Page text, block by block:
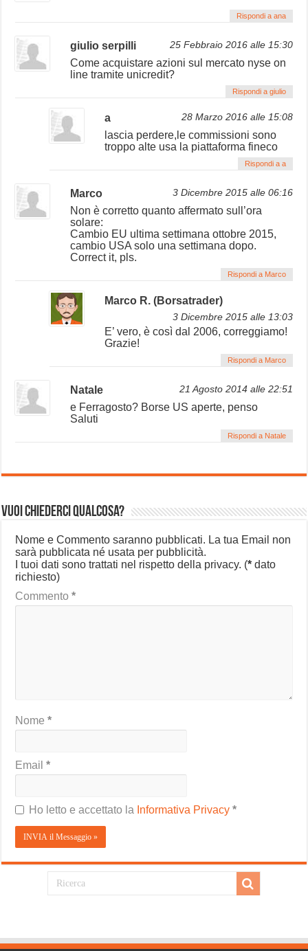
Rispondi a ana
giulio serpilli 25 Febbraio 2016 alle 15:30
Come acquistare azioni sul mercato nyse on
line tramite unicredit?
Rispondi a giulio
a 28 Marzo 2016 alle 15:08
lascia perdere,le commissioni sono
troppo alte usa la piattaforma fineco
Rispondi a a
Marco 3 Dicembre 2015 alle 06:16
Non è corretto quanto affermato sull’ora
solare:
Cambio EU ultima settimana ottobre 2015,
cambio USA solo una settimana dopo.
Correct it, pls.
Rispondi a Marco
Marco R. (Borsatrader)
3 Dicembre 2015 alle 13:03
E’ vero, è così dal 2006, correggiamo!
Grazie!
Rispondi a Marco
Natale 21 Agosto 2014 alle 22:51
e Ferragosto? Borse US aperte, penso
Saluti
Rispondi a Natale
Vuoi chiederci qualcosa?
Nome e Commento saranno pubblicati. La tua Email non
sarà pubblicata né usata per pubblicità.
I tuoi dati sono trattati nel rispetto della privacy. (* dato
richiesto)
Commento*
Nome*
Email*
Ho letto e accettato la Informativa Privacy*